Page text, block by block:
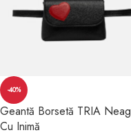
-40%
Geantă Borsetă TRIA
Cu Inimă